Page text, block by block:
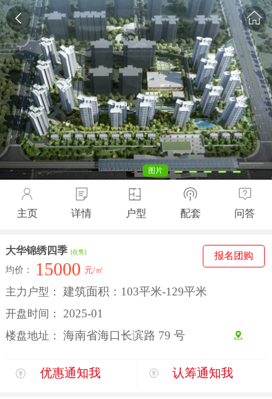
图片
主页 详情 户型 配套 问答
报名团购
大华锦绣四季 [在售]
均价： 15000 元/㎡
主力户型： 建筑面积：103平米-129平米
开盘时间： 2025-01
楼盘地址： 海南省海口长滨路 79 号
优惠通知我 认筹通知我